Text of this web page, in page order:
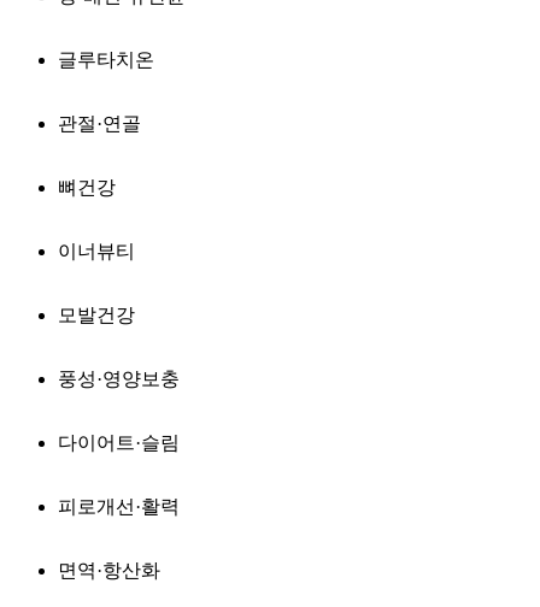
글루타치온
관절·연골
뼈건강
이너뷰티
모발건강
풍성·영양보충
다이어트·슬림
피로개선·활력
면역·항산화